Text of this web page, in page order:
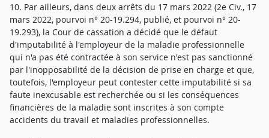
10. Par ailleurs, dans deux arrêts du 17 mars 2022 (2e Civ., 17
mars 2022, pourvoi n° 20-19.294, publié, et pourvoi n° 20-
19.293), la Cour de cassation a décidé que le défaut
d'imputabilité à l'employeur de la maladie professionnelle
qui n'a pas été contractée à son service n'est pas sanctionné
par l'inopposabilité de la décision de prise en charge et que,
toutefois, l'employeur peut contester cette imputabilité si sa
faute inexcusable est recherchée ou si les conséquences
financières de la maladie sont inscrites à son compte
accidents du travail et maladies professionnelles.